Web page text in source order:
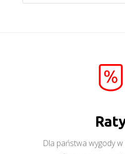
Dla państwa wygody